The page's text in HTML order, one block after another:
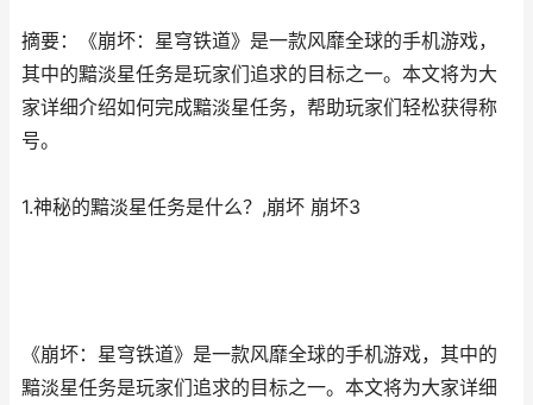
摘要：《崩坏：星穹铁道》是一款风靡全球的手机游戏，
其中的黯淡星任务是玩家们追求的目标之一。本文将为大
家详细介绍如何完成黯淡星任务，帮助玩家们轻松获得称
号。
1.神秘的黯淡星任务是什么？,崩坏 崩坏3
《崩坏：星穹铁道》是一款风靡全球的手机游戏，其中的
黯淡星任务是玩家们追求的目标之一。本文将为大家详细